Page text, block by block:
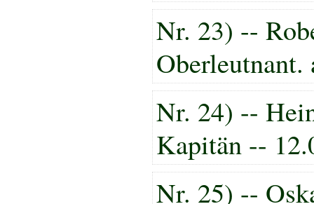
Nr. 23) --
Nr. 24) --
Kapitän --
Nr. 25) --